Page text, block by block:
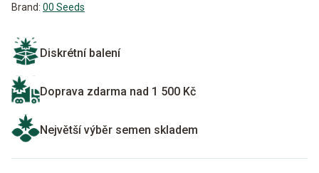
Brand: 00 Seeds
Diskrétní balení
Doprava zdarma nad 1 500 Kč
Největší výběr semen skladem